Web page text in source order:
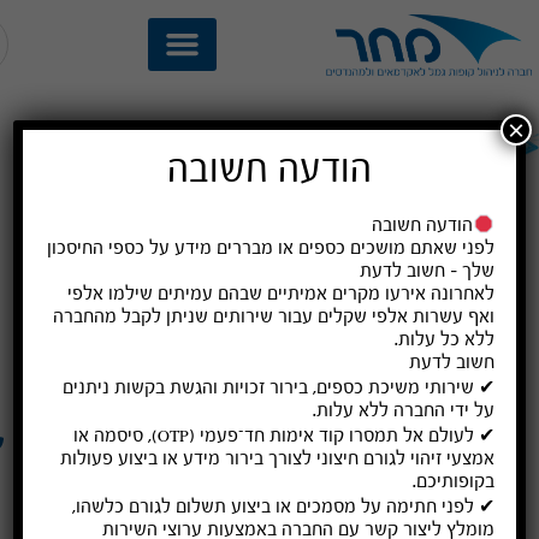
מדיניות פרטיות ואבטחת מידע
מדיניות פרטיות ואבטחת מידע
מדיניות פרטיות
למחר–חברה לניהול קופות גמל בע
הקופה ")ולמפעילי האתר חשובה הפרטיות שלך.אנו
מתחייבים לשמירה על פרטיותך ולהגנה על המידע האישי
שתמסור לנו.על מנת לשפר את ההגנה על הפרטיות שלך
אנחנו מספקים מידע זה אודות מדיניות הגנת הפרטיות שלנו
והאפשרויות העומדות בפניך בעת השהות והשימוש באתר
ובנוגע להתנהלות שלנו לגבי איסוף מידע באתר.
במסגרת השימוש באתר ו/או במסגרת התקשרותך עם
הודעה חשובה
הודעה חשובה
לפני שאתם מושכים כספים או מבררים מידע על כספי החיסכון
שלך – חשוב לדעת
לאחרונה אירעו מקרים אמיתיים שבהם עמיתים שילמו אלפי
ואף עשרות אלפי שקלים עבור שירותים שניתן לקבל מהחברה
ללא כל עלות.
חשוב לדעת
✔ שירותי משיכת כספים, בירור זכויות והגשת בקשות ניתנים
על ידי החברה ללא עלות.
✔ לעולם אל תמסרו קוד אימות חד־פעמי (OTP), סיסמה או
אמצעי זיהוי לגורם חיצוני לצורך בירור מידע או ביצוע פעולות
בקופותיכם.
✔ לפני חתימה על מסמכים או ביצוע תשלום לגורם כלשהו,
מומלץ ליצור קשר עם החברה באמצעות ערוצי השירות
×